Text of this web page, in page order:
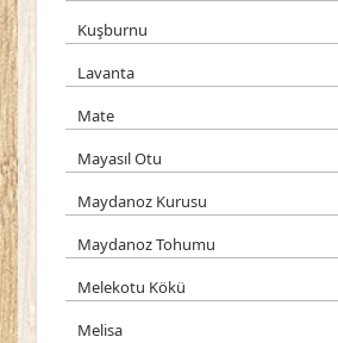
Kuşburnu
Lavanta
Mate
Mayasıl Otu
Maydanoz Kurusu
Maydanoz Tohumu
Melekotu Kökü
Melisa